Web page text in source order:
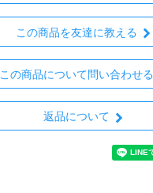
この商品を友達に教える
この商品について問い合わせる
返品について